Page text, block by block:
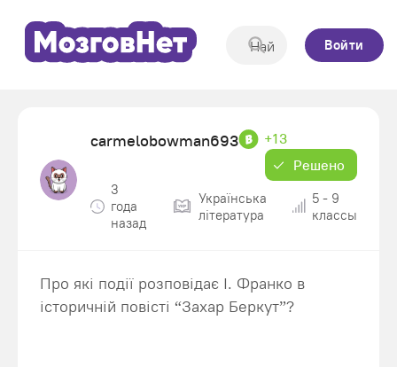
Войти
carmelobowman693
+13
Решено
3
года
назад
Українська
література
5 - 9
классы
Про які події розповідає І. Франко в
історичній повісті “Захар Беркут”?